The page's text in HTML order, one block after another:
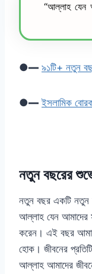
“আল্লাহ যেন
●━ ৯১টি+ নতুন
●━ইসলামিক
নতুন বছরের
নতুন বছর একটি
আল্লাহ যেন আমাদের
করেন। এই বছর
হোক। জীবনের
আল্লাহ আমাদের